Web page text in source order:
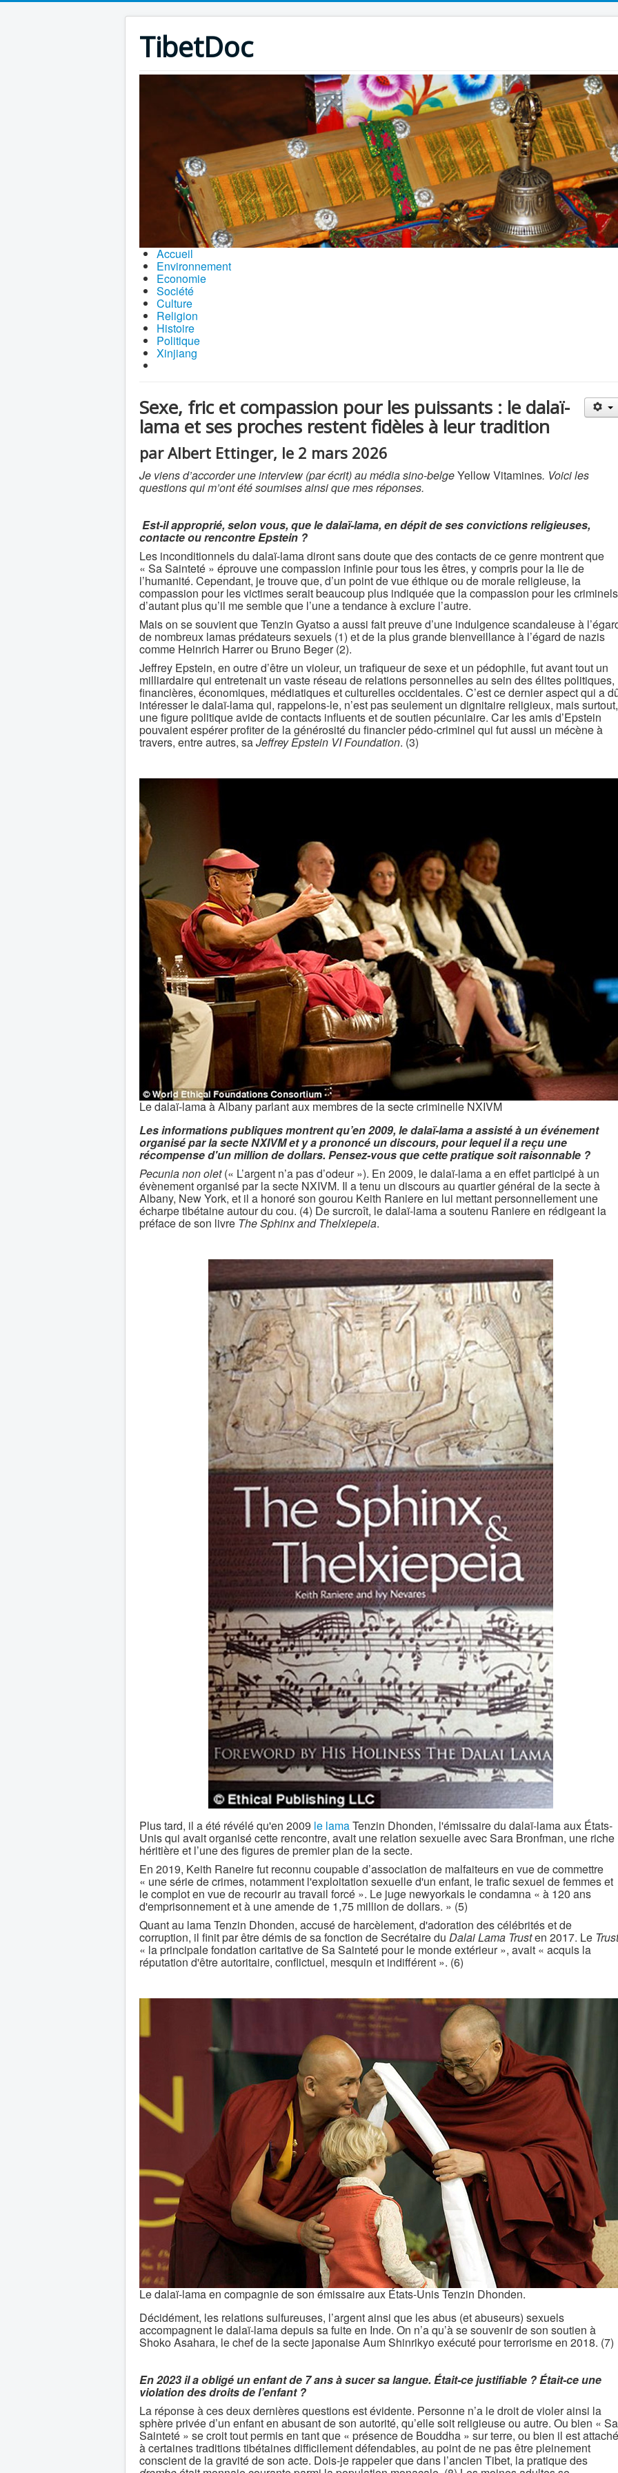
TibetDoc
Accueil
Environnement
Economie
Société
Culture
Religion
Histoire
Politique
Xinjiang
Sexe, fric et compassion pour les puissants : le dalaï-
lama et ses proches restent fidèles à leur tradition
par Albert Ettinger, le 2 mars 2026
Je viens d’accorder une interview (par écrit) au média sino-belgeYellow Vitamines. Voici les
questions qui m’ont été soumises ainsi que mes réponses.
Est-il approprié, selon vous, que le dalaï-lama, en dépit de ses convictions religieuses,
contacte ou rencontre Epstein ?
Les inconditionnels du dalaï-lama diront sans doute que des contacts de ce genre montrent que
« Sa Sainteté » éprouve une compassion infinie pour tous les êtres, y compris pour la lie de
l’humanité. Cependant, je trouve que, d’un point de vue éthique ou de morale religieuse, la
compassion pour les victimes serait beaucoup plus indiquée que la compassion pour les
d’autant plus qu’il me semble que l’une a tendance à exclure l’autre.
Mais on se souvient que Tenzin Gyatso a aussi fait preuve d’une indulgence scandaleuse à
de nombreux lamas prédateurs sexuels (1) et de la plus grande bienveillance à l’égard de nazis
comme Heinrich Harrer ou Bruno Beger (2).
Jeffrey Epstein, en outre d’être un violeur, un trafiqueur de sexe et un pédophile, fut avant tout un
milliardaire qui entretenait un vaste réseau de relations personnelles au sein des élites politiques,
financières, économiques, médiatiques et culturelles occidentales. C’est ce dernier aspect qui a
intéresser le dalaï-lama qui, rappelons-le, n’est pas seulement un dignitaire religieux, mais surtout,
une figure politique avide de contacts influents et de soutien pécuniaire. Car les amis d’Epstein
pouvaient espérer profiter de la générosité du financier pédo-criminel qui fut aussi un mécène à
travers, entre autres, saJeffrey Epstein VI Foundation. (3)
Le dalaï-lama à Albany parlant aux membres de la secte criminelle NXIVM
Les informations publiques montrent qu’en 2009, le dalaï-lama a assisté à un événement
organisé par la secte NXIVM et y a prononcé un discours, pour lequel il a reçu une
récompense d'un million de dollars. Pensez-vous que cette pratique soit raisonnable ?
Pecunia non olet(« L’argent n’a pas d’odeur »). En 2009, le dalaï-lama a en effet participé à un
évènement organisé par la secte NXIVM. Il a tenu un discours au quartier général de la secte à
Albany, New York, et il a honoré son gourou Keith Raniere en lui mettant personnellement une
écharpe tibétaine autour du cou. (4) De surcroît, le dalaï-lama a soutenu Raniere en rédigeant la
préface de son livre The Sphinx and Thelxiepeia.
Plus tard, il a été révélé qu'en 2009 le lamaTenzin Dhonden, l'émissaire du dalaï-lama aux États-
Unis qui avait organisé cette rencontre, avait une relation sexuelle avec Sara Bronfman, une riche
héritière et l’une des figures de premier plan de la secte.
En 2019, Keith Raneire fut reconnu coupable d’association de malfaiteurs en vue de commettre
« une série de crimes, notamment l'exploitation sexuelle d'un enfant, le trafic sexuel de femmes et
le complot en vue de recourir au travail forcé ». Le juge newyorkais le condamna « à 120 ans
d'emprisonnement et à une amende de 1,75 million de dollars. » (5)
Quant au lama Tenzin Dhonden, accusé de harcèlement, d'adoration des célébrités et de
corruption, il finit par être démis de sa fonction de Secrétaire du Dalai Lama Trusten 2017. Le Trust
« la principale fondation caritative de Sa Sainteté pour le monde extérieur », avait « acquis la
réputation d'être autoritaire, conflictuel, mesquin et indifférent ». (6)
Le dalaï-lama en compagnie de son émissaire aux États-Unis Tenzin Dhonden.
Décidément, les relations sulfureuses, l’argent ainsi que les abus (et abuseurs) sexuels
accompagnent le dalaï-lama depuis sa fuite en Inde. On n’a qu’à se souvenir de son soutien à
Shoko Asahara, le chef de la secte japonaise Aum Shinrikyo exécuté pour terrorisme en 2018. (7)
En 2023 il a obligé un enfant de 7 ans à sucer sa langue. Était-ce justifiable ? Était-ce une
violation des droits de l’enfant ?
La réponse à ces deux dernières questions est évidente. Personne n’a le droit de violer ainsi la
sphère privée d’un enfant en abusant de son autorité, qu’elle soit religieuse ou autre. Ou bien « Sa
Sainteté » se croit tout permis en tant que « présence de Bouddha » sur terre, ou bien il est attaché
à certaines traditions tibétaines difficilement défendables, au point de ne pas être pleinement
conscient de la gravité de son acte. Dois-je rappeler que dans l’ancien Tibet, la pratique des